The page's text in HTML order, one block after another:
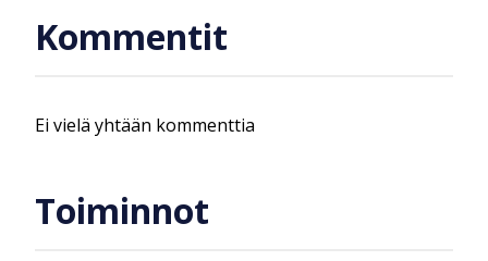
Kommentit
Ei vielä yhtään kommenttia
Toiminnot